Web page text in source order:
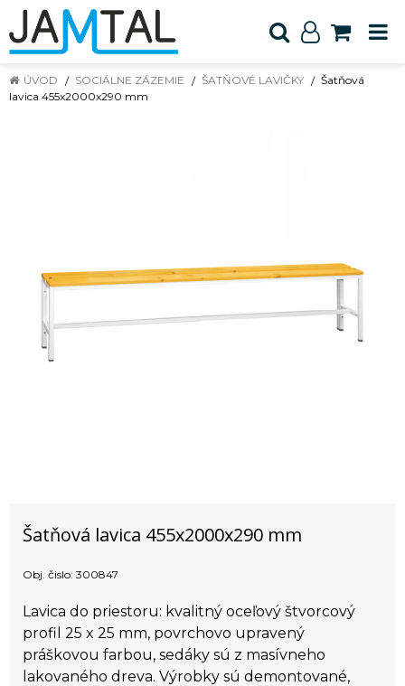
ÚVOD SOCIÁLNE ZÁZEMIE ŠATŇOVÉ LAVIČKY
Šatňová
lavica 455x2000x290 mm
Šatňová lavica 455x2000x290 mm
Obj. čislo: 300847
Lavica do priestoru: kvalitný oceľový štvorcový
profil 25 x 25 mm, povrchovo upravený
práškovou farbou, sedáky sú z masívneho
lakovaného dreva. Výrobky sú demontované,